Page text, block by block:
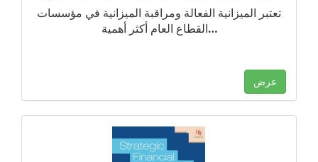
تعتبر الميزانية الفعالة ومراقبة الميزانية في مؤسسات
القطاع العام أكثر أهمية…
عرض